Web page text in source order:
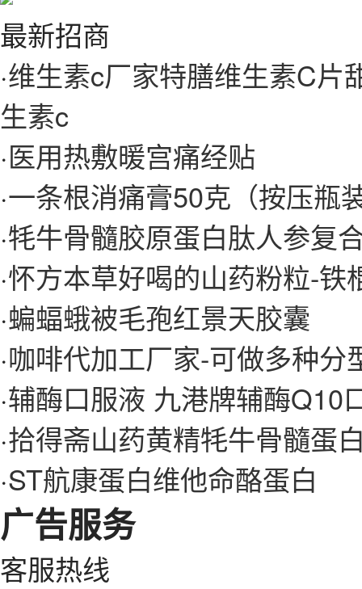
最新招商
·维生素c厂家特膳维生素C片
生素c
·医用热敷暖宫痛经贴
·一条根消痛膏50克（按压瓶
·牦牛骨髓胶原蛋白肽人参复
·怀方本草好喝的山药粉粒-铁
·蝙蝠蛾被毛孢红景天胶囊
·咖啡代加工厂家-可做多种分
·辅酶口服液 九港牌辅酶Q10
·拾得斋山药黄精牦牛骨髓蛋
·ST航康蛋白维他命酪蛋白
广告服务
客服热线